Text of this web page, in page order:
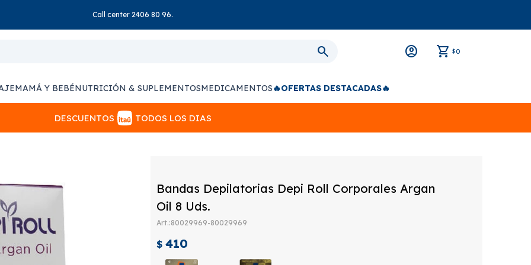
Call center 2406 80 96.
$0
MAMÁ Y BEBÉNUTRICIÓN & SUPLEMENTOSMEDICAMENTOS🔥OFERTAS DESTACADAS🔥
DESCUENTOS TODOS LOS DIAS
Bandas Depilatorias Depi Roll Corporales Argan
Oil 8 Uds.
80029969-80029969
$ 410